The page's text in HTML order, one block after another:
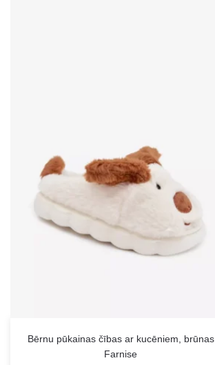
Bērnu pūkainas čības ar kucēniem, brūnas
Farnise